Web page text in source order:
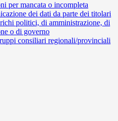
per mancata o incompleta
dei dati da parte dei titolari
politici, di amministrazione, di
o di governo
consiliari regionali/provinciali